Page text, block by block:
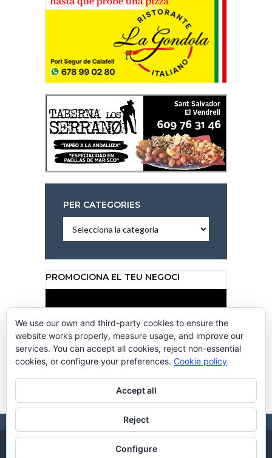
PER CATEGORIES
categories
PROMOCIONA EL TEU NEGOCI
de
vídeo
CC CANALCALAFELL 2026. DISSENY WEB
We use our own and third-party cookies to ensure the
website works properly, measure usage, and improve our
services. You can accept all cookies, reject non-essential
cookies, or configure your preferences. Cookie policy
Accept all
Reject
Configure